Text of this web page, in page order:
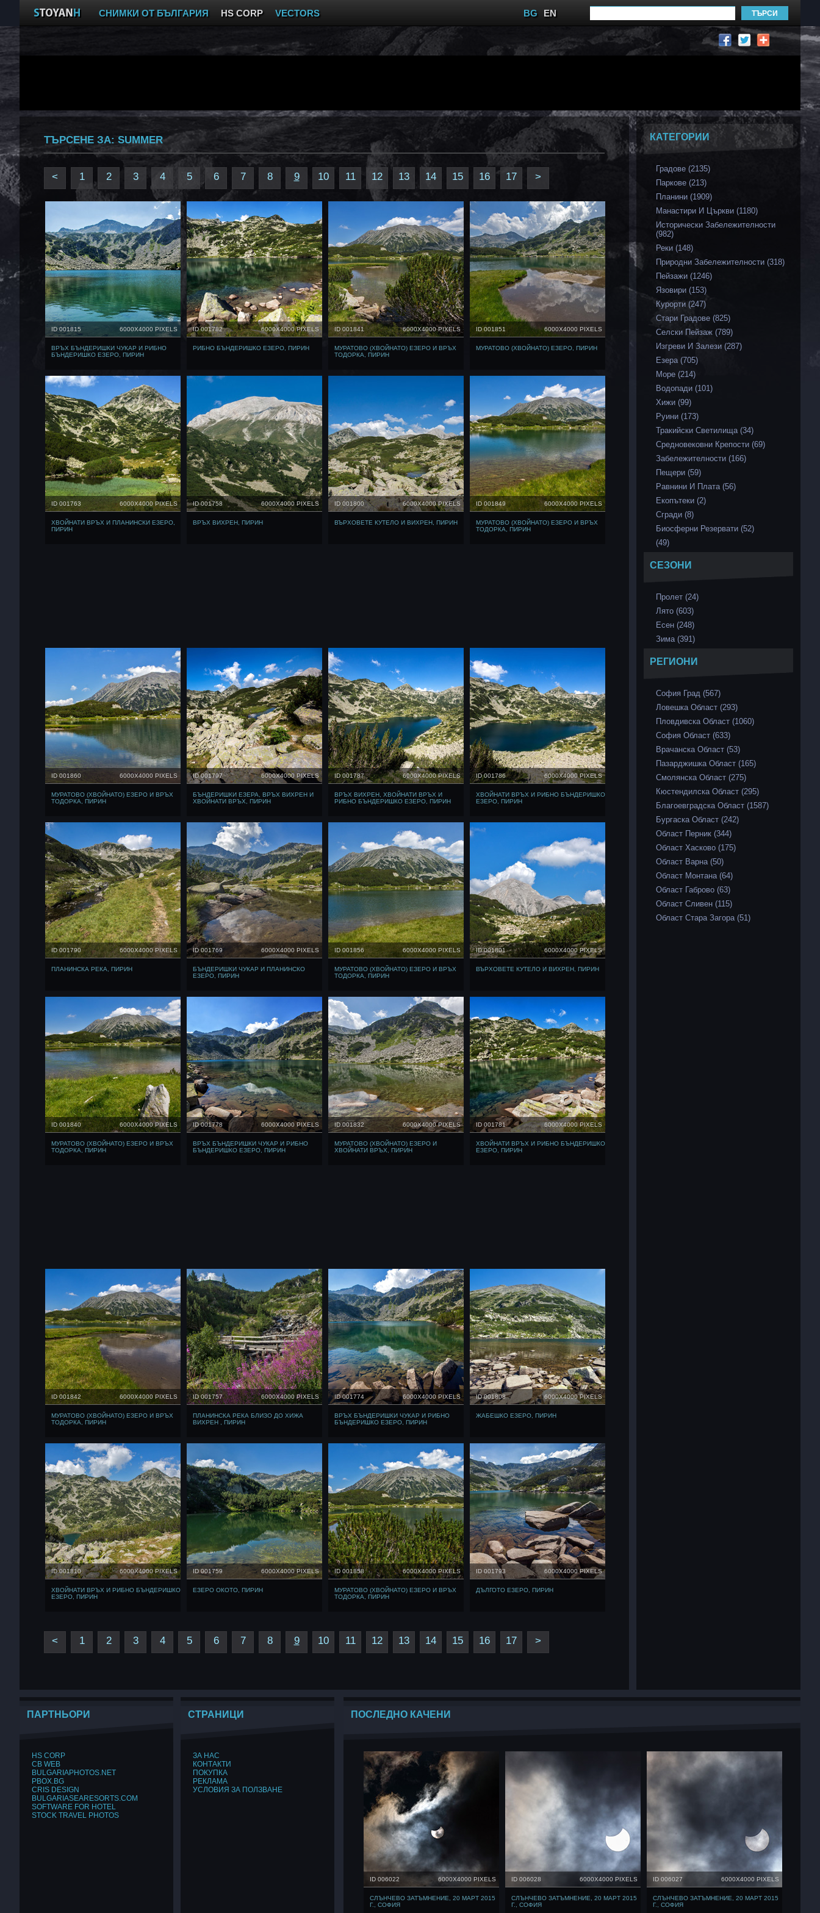
СНИМКИ ОТ БЪЛГАРИЯ HS CORP VECTORS BG EN
ТЪРСЕНЕ ЗА: SUMMER
< 1 2 3 4 5 6 7 8 9 10 11 12 13 14 15 16 17 >
ID 001815 6000X4000 PIXELS
ВРЪХ БЪНДЕРИШКИ ЧУКАР И РИБНО
БЪНДЕРИШКО ЕЗЕРО, ПИРИН
ID 001782 6000X4000 PIXELS
РИБНО БЪНДЕРИШКО ЕЗЕРО, ПИРИН
ID 001841 6000X4000 PIXELS
МУРАТОВО (ХВОЙНАТО) ЕЗЕРО И ВРЪХ
ТОДОРКА, ПИРИН
ID 001851 6000X4000 PIXELS
МУРАТОВО (ХВОЙНАТО) ЕЗЕРО, ПИРИН
ID 001763 6000X4000 PIXELS
ХВОЙНАТИ ВРЪХ И ПЛАНИНСКИ ЕЗЕРО,
ПИРИН
ID 001758 6000X4000 PIXELS
ВРЪХ ВИХРЕН, ПИРИН
ID 001800 6000X4000 PIXELS
ВЪРХОВЕТЕ КУТЕЛО И ВИХРЕН, ПИРИН
ID 001849 6000X4000 PIXELS
МУРАТОВО (ХВОЙНАТО) ЕЗЕРО И ВРЪХ
ТОДОРКА, ПИРИН
ID 001860 6000X4000 PIXELS
МУРАТОВО (ХВОЙНАТО) ЕЗЕРО И ВРЪХ
ТОДОРКА, ПИРИН
ID 001797 6000X4000 PIXELS
БЪНДЕРИШКИ ЕЗЕРА, ВРЪХ ВИХРЕН И
ХВОЙНАТИ ВРЪХ, ПИРИН
ID 001787 6000X4000 PIXELS
ВРЪХ ВИХРЕН, ХВОЙНАТИ ВРЪХ И
РИБНО БЪНДЕРИШКО ЕЗЕРО, ПИРИН
ID 001786 6000X4000 PIXELS
ХВОЙНАТИ ВРЪХ И РИБНО БЪНДЕРИШКО
ЕЗЕРО, ПИРИН
ID 001790 6000X4000 PIXELS
ПЛАНИНСКА РЕКА, ПИРИН
ID 001769 6000X4000 PIXELS
БЪНДЕРИШКИ ЧУКАР И ПЛАНИНСКО
ЕЗЕРО, ПИРИН
ID 001856 6000X4000 PIXELS
МУРАТОВО (ХВОЙНАТО) ЕЗЕРО И ВРЪХ
ТОДОРКА, ПИРИН
ID 001801 6000X4000 PIXELS
ВЪРХОВЕТЕ КУТЕЛО И ВИХРЕН, ПИРИН
ID 001840 6000X4000 PIXELS
МУРАТОВО (ХВОЙНАТО) ЕЗЕРО И ВРЪХ
ТОДОРКА, ПИРИН
ID 001778 6000X4000 PIXELS
ВРЪХ БЪНДЕРИШКИ ЧУКАР И РИБНО
БЪНДЕРИШКО ЕЗЕРО, ПИРИН
ID 001832 6000X4000 PIXELS
МУРАТОВО (ХВОЙНАТО) ЕЗЕРО И
ХВОЙНАТИ ВРЪХ, ПИРИН
ID 001781 6000X4000 PIXELS
ХВОЙНАТИ ВРЪХ И РИБНО БЪНДЕРИШКО
ЕЗЕРО, ПИРИН
ID 001842 6000X4000 PIXELS
МУРАТОВО (ХВОЙНАТО) ЕЗЕРО И ВРЪХ
ТОДОРКА, ПИРИН
ID 001757 6000X4000 PIXELS
ПЛАНИНСКА РЕКА БЛИЗО ДО ХИЖА
ВИХРЕН , ПИРИН
ID 001774 6000X4000 PIXELS
ВРЪХ БЪНДЕРИШКИ ЧУКАР И РИБНО
БЪНДЕРИШКО ЕЗЕРО, ПИРИН
ID 001808 6000X4000 PIXELS
ЖАБЕШКО ЕЗЕРО, ПИРИН
ID 001810 6000X4000 PIXELS
ХВОЙНАТИ ВРЪХ И РИБНО БЪНДЕРИШКО
ЕЗЕРО, ПИРИН
ID 001759 6000X4000 PIXELS
ЕЗЕРО ОКОТО, ПИРИН
ID 001858 6000X4000 PIXELS
МУРАТОВО (ХВОЙНАТО) ЕЗЕРО И ВРЪХ
ТОДОРКА, ПИРИН
ID 001793 6000X4000 PIXELS
ДЪЛГОТО ЕЗЕРО, ПИРИН
< 1 2 3 4 5 6 7 8 9 10 11 12 13 14 15 16 17 >
КАТЕГОРИИ
Градове (2135)
Паркове (213)
Планини (1909)
Манастири И Църкви (1180)
Исторически Забележителности
(982)
Реки (148)
Природни Забележителности (318)
Пейзажи (1246)
Язовири (153)
Курорти (247)
Стари Градове (825)
Селски Пейзаж (789)
Изгреви И Залези (287)
Езера (705)
Море (214)
Водопади (101)
Хижи (99)
Руини (173)
Тракийски Светилища (34)
Средновековни Крепости (69)
Забележителности (166)
Пещери (59)
Равнини И Плата (56)
Екопътеки (2)
Сгради (8)
Биосферни Резервати (52)
(49)
СЕЗОНИ
Пролет (24)
Лято (603)
Есен (248)
Зима (391)
РЕГИОНИ
София Град (567)
Ловешка Област (293)
Пловдивска Област (1060)
София Област (633)
Врачанска Област (53)
Пазарджишка Област (165)
Смолянска Област (275)
Кюстендилска Област (295)
Благоевградска Област (1587)
Бургаска Област (242)
Област Перник (344)
Област Хасково (175)
Област Варна (50)
Област Монтана (64)
Област Габрово (63)
Област Сливен (115)
Област Стара Загора (51)
ПАРТНЬОРИ
HS CORP
CB WEB
BULGARIAPHOTOS.NET
PBOX.BG
CRIS DESIGN
BULGARIASEARESORTS.COM
SOFTWARE FOR HOTEL
STOCK TRAVEL PHOTOS
СТРАНИЦИ
ЗА НАС
КОНТАКТИ
ПОКУПКА
РЕКЛАМА
УСЛОВИЯ ЗА ПОЛЗВАНЕ
ПОСЛЕДНО КАЧЕНИ
ID 006022 6000X4000 PIXELS
СЛЪНЧЕВО ЗАТЪМНЕНИЕ, 20 МАРТ 2015
Г., СОФИЯ
ID 006028 6000X4000 PIXELS
СЛЪНЧЕВО ЗАТЪМНЕНИЕ, 20 МАРТ 2015
Г., СОФИЯ
ID 006027 6000X4000 PIXELS
СЛЪНЧЕВО ЗАТЪМНЕНИЕ, 20 МАРТ 2015
Г., СОФИЯ